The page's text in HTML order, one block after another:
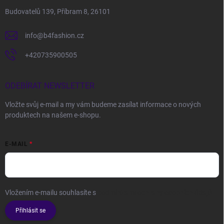
Budovatelů 139, Příbram 8, 26101
info@b4fashion.cz
+420735900505
ODEBÍRAT NEWSLETTER
Vložte svůj e-mail a my vám budeme zasílat informace o nových
produktech na našem e-shopu.
E-MAIL
Vložením e-mailu souhlasíte s
Přihlásit se